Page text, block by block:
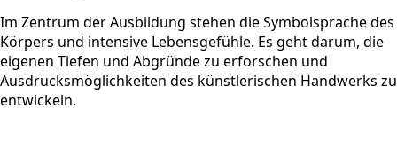
Im Zentrum der Ausbildung stehen die Symbolsprache des
Körpers und intensive Lebensgefühle. Es geht darum, die
eigenen Tiefen und Abgründe zu erforschen und
Ausdrucksmöglichkeiten des künstlerischen Handwerks zu
entwickeln.